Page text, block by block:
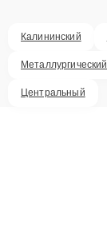
Калининский
Металлургический
Центральный